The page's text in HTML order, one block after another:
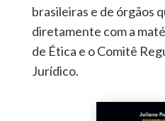
brasileiras e de órgãos
diretamente com a
de Ética e o Comitê
Jurídico.